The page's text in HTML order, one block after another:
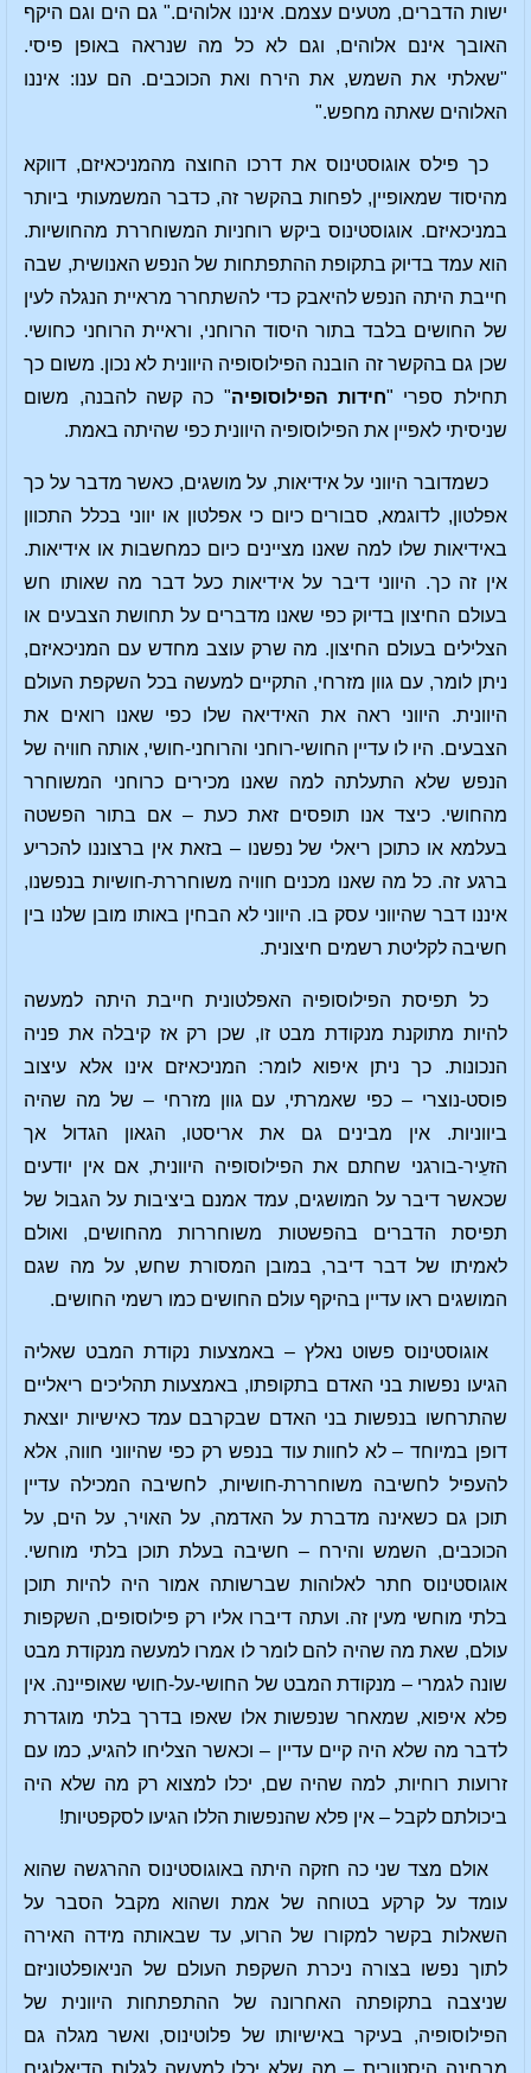
ישות הדברים, מטעים עצמם. איננו אלוהים." גם הים וגם היקף
האובך אינם אלוהים, וגם לא כל מה שנראה באופן פיסי.
"שאלתי את השמש, את הירח ואת הכוכבים. הם ענו: איננו
האלוהים שאתה מחפש."
כך פילס אוגוסטינוס את דרכו החוצה מהמניכאיזם, דווקא
מהיסוד שמאופיין, לפחות בהקשר זה, כדבר המשמעותי ביותר
במניכאיזם. אוגוסטינוס ביקש רוחניות המשוחררת מהחושיות.
הוא עמד בדיוק בתקופת ההתפתחות של הנפש האנושית, שבה
חייבת היתה הנפש להיאבק כדי להשתחרר מראיית הנגלה לעין
של החושים בלבד בתור היסוד הרוחני, וראיית הרוחני כחושי.
שכן גם בהקשר זה הובנה הפילוסופיה היוונית לא נכון. משום כך
תחילת ספרי "חידות הפילוסופיה" כה קשה להבנה, משום
שניסיתי לאפיין את הפילוסופיה היוונית כפי שהיתה באמת.
כשמדובר היווני על אידיאות, על מושגים, כאשר מדבר על כך
אפלטון, לדוגמא, סבורים כיום כי אפלטון או יווני בכלל התכוון
באידיאות שלו למה שאנו מציינים כיום כמחשבות או אידיאות.
אין זה כך. היווני דיבר על אידיאות כעל דבר מה שאותו חש
בעולם החיצון בדיוק כפי שאנו מדברים על תחושת הצבעים או
הצלילים בעולם החיצון. מה שרק עוצב מחדש עם המניכאיזם,
ניתן לומר, עם גוון מזרחי, התקיים למעשה בכל השקפת העולם
היוונית. היווני ראה את האידיאה שלו כפי שאנו רואים את
הצבעים. היו לו עדיין החושי-רוחני והרוחני-חושי, אותה חוויה של
הנפש שלא התעלתה למה שאנו מכירים כרוחני המשוחרר
מהחושי. כיצד אנו תופסים זאת כעת – אם בתור הפשטה
בעלמא או כתוכן ריאלי של נפשנו – בזאת אין ברצוננו להכריע
ברגע זה. כל מה שאנו מכנים חוויה משוחררת-חושיות בנפשנו,
איננו דבר שהיווני עסק בו. היווני לא הבחין באותו מובן שלנו בין
חשיבה לקליטת רשמים חיצונית.
כל תפיסת הפילוסופיה האפלטונית חייבת היתה למעשה
להיות מתוקנת מנקודת מבט זו, שכן רק אז קיבלה את פניה
הנכונות. כך ניתן איפוא לומר: המניכאיזם אינו אלא עיצוב
פוסט-נוצרי – כפי שאמרתי, עם גוון מזרחי – של מה שהיה
ביווניות. אין מבינים גם את אריסטו, הגאון הגדול אך
הזעֵיר-בורגני שחתם את הפילוסופיה היוונית, אם אין יודעים
שכאשר דיבר על המושגים, עמד אמנם ביציבות על הגבול של
תפיסת הדברים בהפשטות משוחררות מהחושים, ואולם
לאמיתו של דבר דיבר, במובן המסורת שחש, על מה שגם
המושגים ראו עדיין בהיקף עולם החושים כמו רשמי החושים.
אוגוסטינוס פשוט נאלץ – באמצעות נקודת המבט שאליה
הגיעו נפשות בני האדם בתקופתו, באמצעות תהליכים ריאליים
שהתרחשו בנפשות בני האדם שבקרבם עמד כאישיות יוצאת
דופן במיוחד – לא לחוות עוד בנפש רק כפי שהיווני חווה, אלא
להעפיל לחשיבה משוחררת-חושיות, לחשיבה המכילה עדיין
תוכן גם כשאינה מדברת על האדמה, על האויר, על הים, על
הכוכבים, השמש והירח – חשיבה בעלת תוכן בלתי מוחשי.
אוגוסטינוס חתר לאלוהות שברשותה אמור היה להיות תוכן
בלתי מוחשי מעין זה. ועתה דיברו אליו רק פילוסופים, השקפות
עולם, שאת מה שהיה להם לומר לו אמרו למעשה מנקודת מבט
שונה לגמרי – מנקודת המבט של החושי-על-חושי שאופיינה. אין
פלא איפוא, שמאחר שנפשות אלו שאפו בדרך בלתי מוגדרת
לדבר מה שלא היה קיים עדיין – וכאשר הצליחו להגיע, כמו עם
זרועות רוחיות, למה שהיה שם, יכלו למצוא רק מה שלא היה
ביכולתם לקבל – אין פלא שהנפשות הללו הגיעו לסקפטיות!
אולם מצד שני כה חזקה היתה באוגוסטינוס ההרגשה שהוא
עומד על קרקע בטוחה של אמת ושהוא מקבל הסבר על
השאלות בקשר למקורו של הרוע, עד שבאותה מידה האירה
לתוך נפשו בצורה ניכרת השקפת העולם של הניאופלטוניזם
שניצבה בתקופתה האחרונה של ההתפתחות היוונית של
הפילוסופיה, בעיקר באישיותו של פלוטינוס, ואשר מגלה גם
מבחינה היסטורית – מה שלא יכלו למעשה לגלות הדיאלוגים